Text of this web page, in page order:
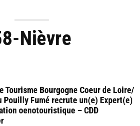
Nièvre
Tourisme Bourgogne Coeur de Loire/
Pouilly Fumé recrute un(e) Expert(e)
oenotouristique – CDD